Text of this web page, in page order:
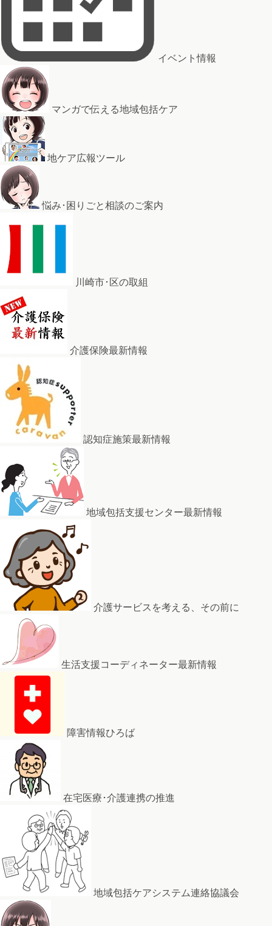
イベント情報
マンガで伝える地域包括ケア
地ケア広報ツール
悩み･困りごと相談のご案内
川崎市･区の取組
介護保険最新情報
認知症施策最新情報
地域包括支援センター最新情報
介護サービスを考える、その前に
生活支援コーディネーター最新情報
障害情報ひろば
在宅医療･介護連携の推進
地域包括ケアシステム連絡協議会